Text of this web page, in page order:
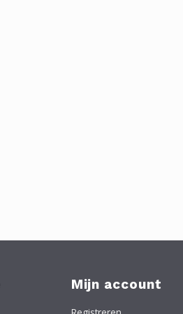
Mijn account